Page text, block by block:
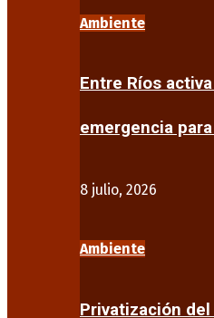
Ambiente
Entre Ríos
emergencia
8 julio, 2026
Ambiente
Privatización del